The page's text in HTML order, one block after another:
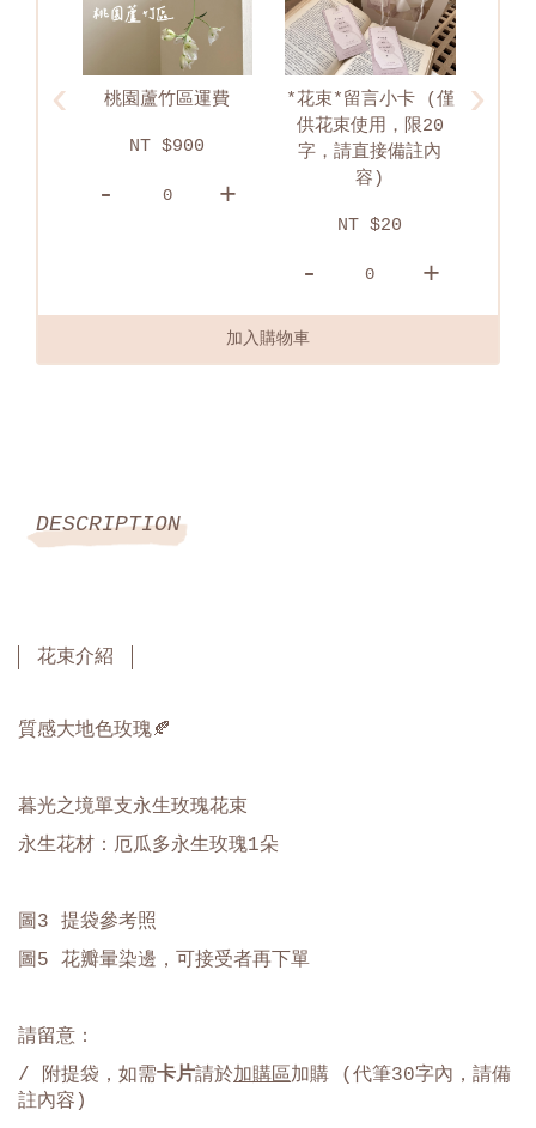
*花束*留言小卡 (僅
字，請直接備註內
淡水區配送運費
NT $750
‹ ›
加入購物車
DESCRIPTION
花束介紹
質感大地色玫瑰🍂
暮光之境單支永生玫瑰花束
永生花材：厄瓜多永生玫瑰1朵
圖3 提袋參考照
圖5 花瓣暈染邊，可接受者再下單
請留意：
/ 附提袋，如需卡片請於加購區加購 (代筆30字內，請備
註內容)